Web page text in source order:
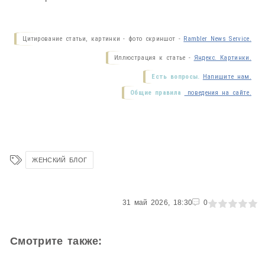
Цитирование статьи, картинки - фото скриншот - Rambler News Service.
Иллюстрация к статье - Яндекс. Картинки.
Есть вопросы. Напишите нам.
Общие правила поведения на сайте.
ЖЕНСКИЙ БЛОГ
31 май 2026, 18:30 0
1 2 3 4 5
Смотрите также: